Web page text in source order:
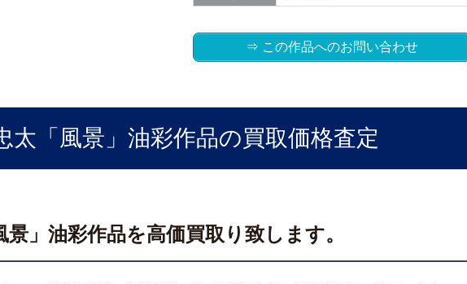
⇒ この作品へのお問い合わせ
太「風景」油彩作品の買取価格査定
景」油彩作品を高価買取り致します。